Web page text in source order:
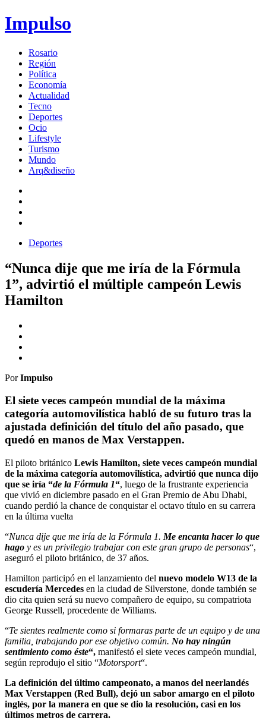
Impulso
Rosario
Región
Política
Economía
Actualidad
Tecno
Deportes
Ocio
Lifestyle
Turismo
Mundo
Arq&diseño
Deportes
“Nunca dije que me iría de la Fórmula
1”, advirtió el múltiple campeón Lewis
Hamilton
PorImpulso
El siete veces campeón mundial de la máxima
categoría automovilística habló de su futuro tras la
ajustada definición del título del año pasado, que
quedó en manos de Max Verstappen.
El piloto británico Lewis Hamilton, siete veces campeón mundial
de la máxima categoría automovilística, advirtió que nunca dijo
que se iría “de la Fórmula 1“, luego de la frustrante experiencia
que vivió en diciembre pasado en el Gran Premio de Abu Dhabi,
cuando perdió la chance de conquistar el octavo título en su carrera
en la última vuelta
“Nunca dije que me iría de la Fórmula 1. Me encanta hacer lo que
hago y es un privilegio trabajar con este gran grupo de personas“,
aseguró el piloto británico, de 37 años.
Hamilton participó en el lanzamiento del nuevo modelo W13 de la
escudería Mercedes en la ciudad de Silverstone, donde también se
dio cita quien será su nuevo compañero de equipo, su compatriota
George Russell, procedente de Williams.
“Te sientes realmente como si formaras parte de un equipo y de una
familia, trabajando por ese objetivo común. No hay ningún
sentimiento como éste“, manifestó el siete veces campeón mundial,
según reprodujo el sitio “Motorsport“.
La definición del último campeonato, a manos del neerlandés
Max Verstappen (Red Bull), dejó un sabor amargo en el piloto
inglés, por la manera en que se dio la resolución, casi en los
últimos metros de carrera.